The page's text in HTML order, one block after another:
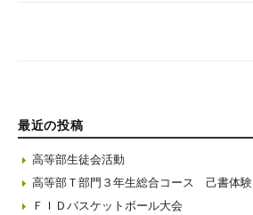
最近の投稿
高等部生徒会活動
高等部Ｔ部門３年生総合コース 己書体験
ＦＩＤバスケットボール大会